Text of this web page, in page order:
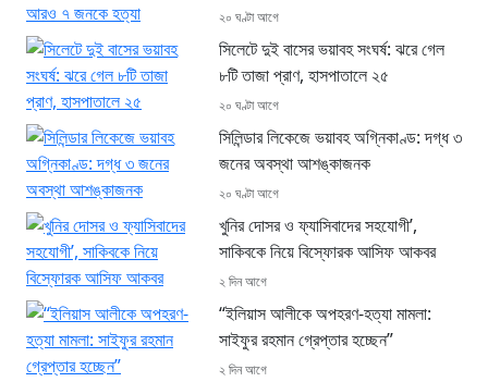
২০ ঘণ্টা আগে
সিলেটে দুই বাসের ভয়াবহ সংঘর্ষ: ঝরে গেল
৮টি তাজা প্রাণ, হাসপাতালে ২৫
২০ ঘণ্টা আগে
সিলিন্ডার লিকেজে ভয়াবহ অগ্নিকাণ্ড: দগ্ধ ৩
জনের অবস্থা আশঙ্কাজনক
২০ ঘণ্টা আগে
খুনির দোসর ও ফ্যাসিবাদের সহযোগী’,
সাকিবকে নিয়ে বিস্ফোরক আসিফ আকবর
২ দিন আগে
“ইলিয়াস আলীকে অপহরণ-হত্যা মামলা:
সাইফুর রহমান গ্রেপ্তার হচ্ছেন”
২ দিন আগে